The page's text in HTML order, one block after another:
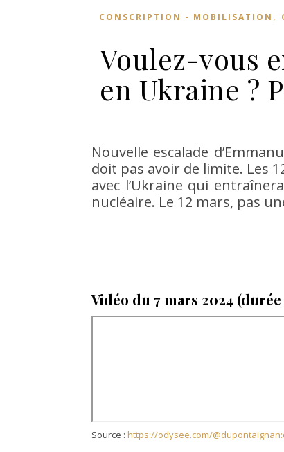
CONSCRIPTION - MOBILISATION ,
Voulez-vous
en Ukraine ?
Nouvelle escalade
doit pas avoir de limite. Les
avec l’Ukraine qui
nucléaire. Le 12 mars, pas
Vidéo du 7 mars 2024
Source : https://odysee.com/